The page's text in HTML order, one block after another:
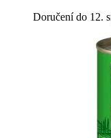
Doručení do 12.